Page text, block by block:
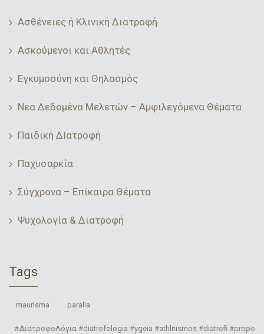
Ασθένειες ή Κλινική Διατροφή
Ασκούμενοι και Αθλητές
Εγκυμοσύνη και Θηλασμός
Νεα Δεδομένα Μελετών – Αμφιλεγόμενα Θέματα
Παιδική ΔΙατροφή
Παχυσαρκία
Σύγχρονα – Επίκαιρα Θέματα
Ψυχολογία & Διατροφή
Tags
‎ maurisma‬ ‎ paralia‬
#ΔιατροφοΛόγια #diatrofologia #ygeia #athlitismos #diatrofi